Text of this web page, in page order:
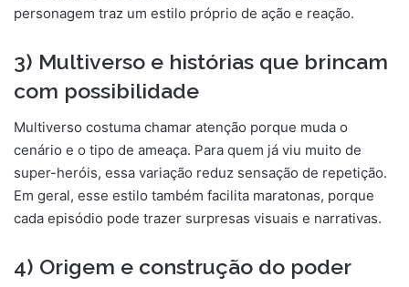
personagem traz um estilo próprio de ação e reação.
3) Multiverso e histórias que brincam
com possibilidade
Multiverso costuma chamar atenção porque muda o
cenário e o tipo de ameaça. Para quem já viu muito de
super-heróis, essa variação reduz sensação de repetição.
Em geral, esse estilo também facilita maratonas, porque
cada episódio pode trazer surpresas visuais e narrativas.
4) Origem e construção do poder